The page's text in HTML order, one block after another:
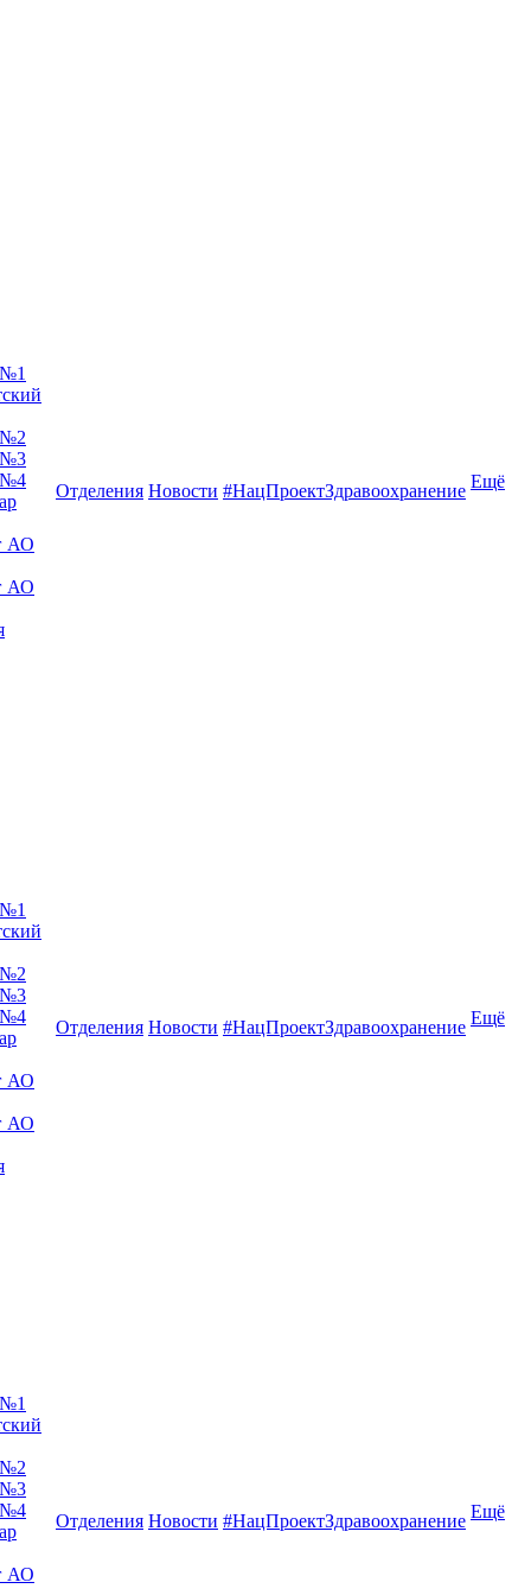
№2
№3
№4
АО
АО
Отделения Новости #НацПроектЗдравоохранение Ещё
№2
№3
№4
АО
АО
Отделения Новости #НацПроектЗдравоохранение Ещё
№2
№3
№4
АО
Отделения Новости #НацПроектЗдравоохранение Ещё